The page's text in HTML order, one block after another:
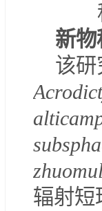
新物
该研
辐射短